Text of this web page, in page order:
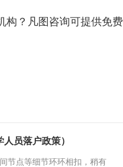
凡图咨询可提供免费
员落户政策）
节点等细节环环相扣，稍有